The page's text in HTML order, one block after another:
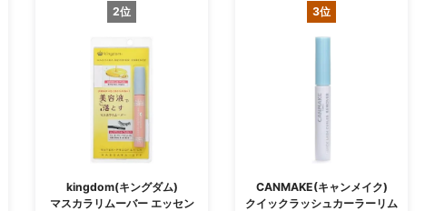
2位
kingdom(キングダム)
マスカラリムーバー エッセン
3位
CANMAKE(キャンメイク)
クイックラッシュカーラーリム